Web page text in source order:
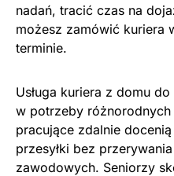
nadań, tracić czas na
możesz zamówić kuriera
terminie.
Usługa kuriera z domu
w potrzeby
pracujące zdalnie
przesyłki bez
zawodowych. Seniorzy